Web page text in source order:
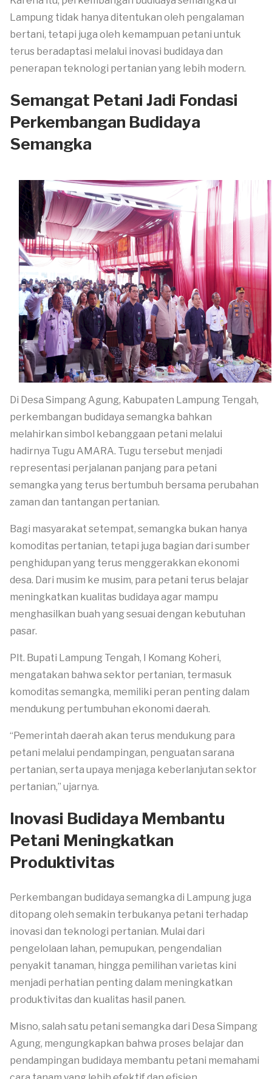
Lampung tidak hanya ditentukan oleh pengalaman
bertani, tetapi juga oleh kemampuan petani untuk
terus beradaptasi melalui inovasi budidaya dan
penerapan teknologi pertanian yang lebih modern.
Semangat Petani Jadi Fondasi
Perkembangan Budidaya
Semangka
Di Desa Simpang Agung, Kabupaten Lampung Tengah,
perkembangan budidaya semangka bahkan
melahirkan simbol kebanggaan petani melalui
hadirnya Tugu AMARA. Tugu tersebut menjadi
representasi perjalanan panjang para petani
semangka yang terus bertumbuh bersama perubahan
zaman dan tantangan pertanian.
Bagi masyarakat setempat, semangka bukan hanya
komoditas pertanian, tetapi juga bagian dari sumber
penghidupan yang terus menggerakkan ekonomi
desa. Dari musim ke musim, para petani terus belajar
meningkatkan kualitas budidaya agar mampu
menghasilkan buah yang sesuai dengan kebutuhan
pasar.
Plt. Bupati Lampung Tengah, I Komang Koheri,
mengatakan bahwa sektor pertanian, termasuk
komoditas semangka, memiliki peran penting dalam
mendukung pertumbuhan ekonomi daerah.
“Pemerintah daerah akan terus mendukung para
petani melalui pendampingan, penguatan sarana
pertanian, serta upaya menjaga keberlanjutan sektor
pertanian,” ujarnya.
Inovasi Budidaya Membantu
Petani Meningkatkan
Produktivitas
Perkembangan budidaya semangka di Lampung juga
ditopang oleh semakin terbukanya petani terhadap
inovasi dan teknologi pertanian. Mulai dari
pengelolaan lahan, pemupukan, pengendalian
penyakit tanaman, hingga pemilihan varietas kini
menjadi perhatian penting dalam meningkatkan
produktivitas dan kualitas hasil panen.
Misno, salah satu petani semangka dari Desa Simpang
Agung, mengungkapkan bahwa proses belajar dan
pendampingan budidaya membantu petani memahami